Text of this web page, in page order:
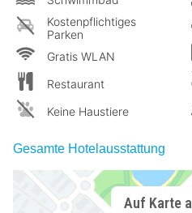
Kostenpflichtiges
Parken
Gratis WLAN
Restaurant
Keine Haustiere
Gesamte Hotelausstattung
Auf Karte